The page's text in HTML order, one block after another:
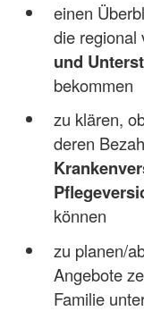
einen
die regional
und
bekommen
zu klären,
deren
können
zu planen/
Angebote
Familie